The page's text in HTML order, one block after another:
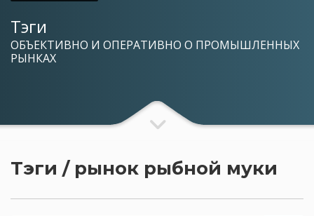
Тэги
ОБЪЕКТИВНО И ОПЕРАТИВНО О ПРОМЫШЛЕННЫХ
РЫНКАХ
Тэги / рынок рыбной муки